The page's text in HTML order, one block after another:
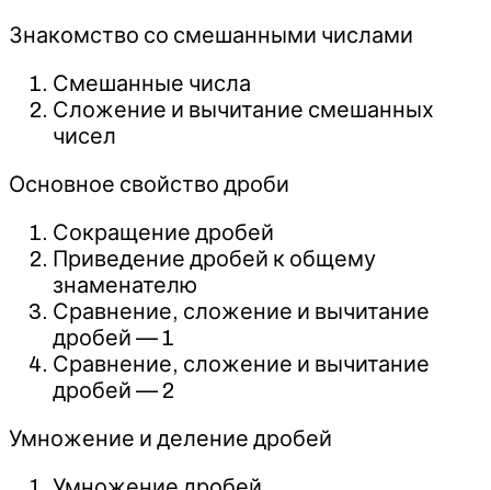
Знакомство со смешанными числами
Смешанные числа
Сложение и вычитание смешанных
чисел
Основное свойство дроби
Сокращение дробей
Приведение дробей к общему
знаменателю
Сравнение, сложение и вычитание
дробей — 1
Сравнение, сложение и вычитание
дробей — 2
Умножение и деление дробей